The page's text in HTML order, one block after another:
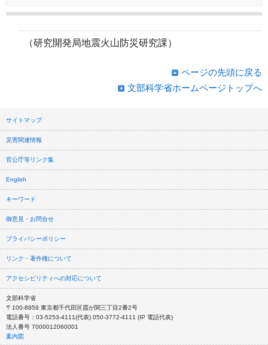
（研究開発局地震火山防災研究課）
ページの先頭に戻る
文部科学省ホームページトップへ
サイトマップ
災害関連情報
官公庁等リンク集
English
キーワード
御意見・お問合せ
プライバシーポリシー
リンク・著作権について
アクセシビリティへの対応について
文部科学省
〒100-8959 東京都千代田区霞が関三丁目2番2号
電話番号：03-5253-4111(代表) 050-3772-4111 (IP 電話代表)
法人番号 7000012060001
案内図